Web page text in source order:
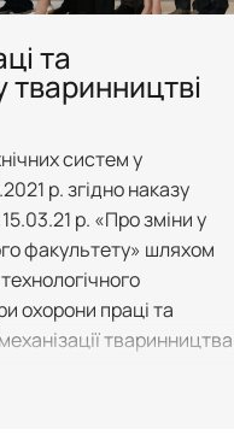
«Охорона праці в харчових
та
тваринництві
систем у
р. згідно наказу
р. «Про зміни у
факультету» шляхом
охорони праці та
тваринництва